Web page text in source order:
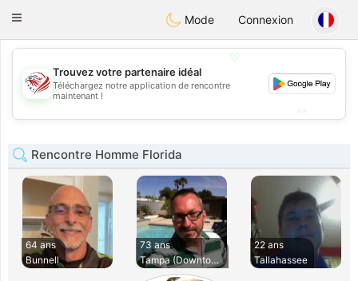
StatesDating
Toggle
Mode Connexion
💖
💕
Trouvez votre partenaire idéal
Téléchargez notre application de rencontre
maintenant !
Rencontre Homme Florida
64 ans
Bunnell
73 ans
Tampa (Downtown)
22 ans
Tallahassee